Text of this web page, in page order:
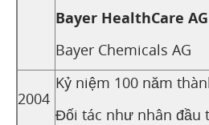
Bayer HealthCare AG
Bayer Chemicals AG
2004
Kỷ niệm 100 năm
Đối tác như nhân đầu